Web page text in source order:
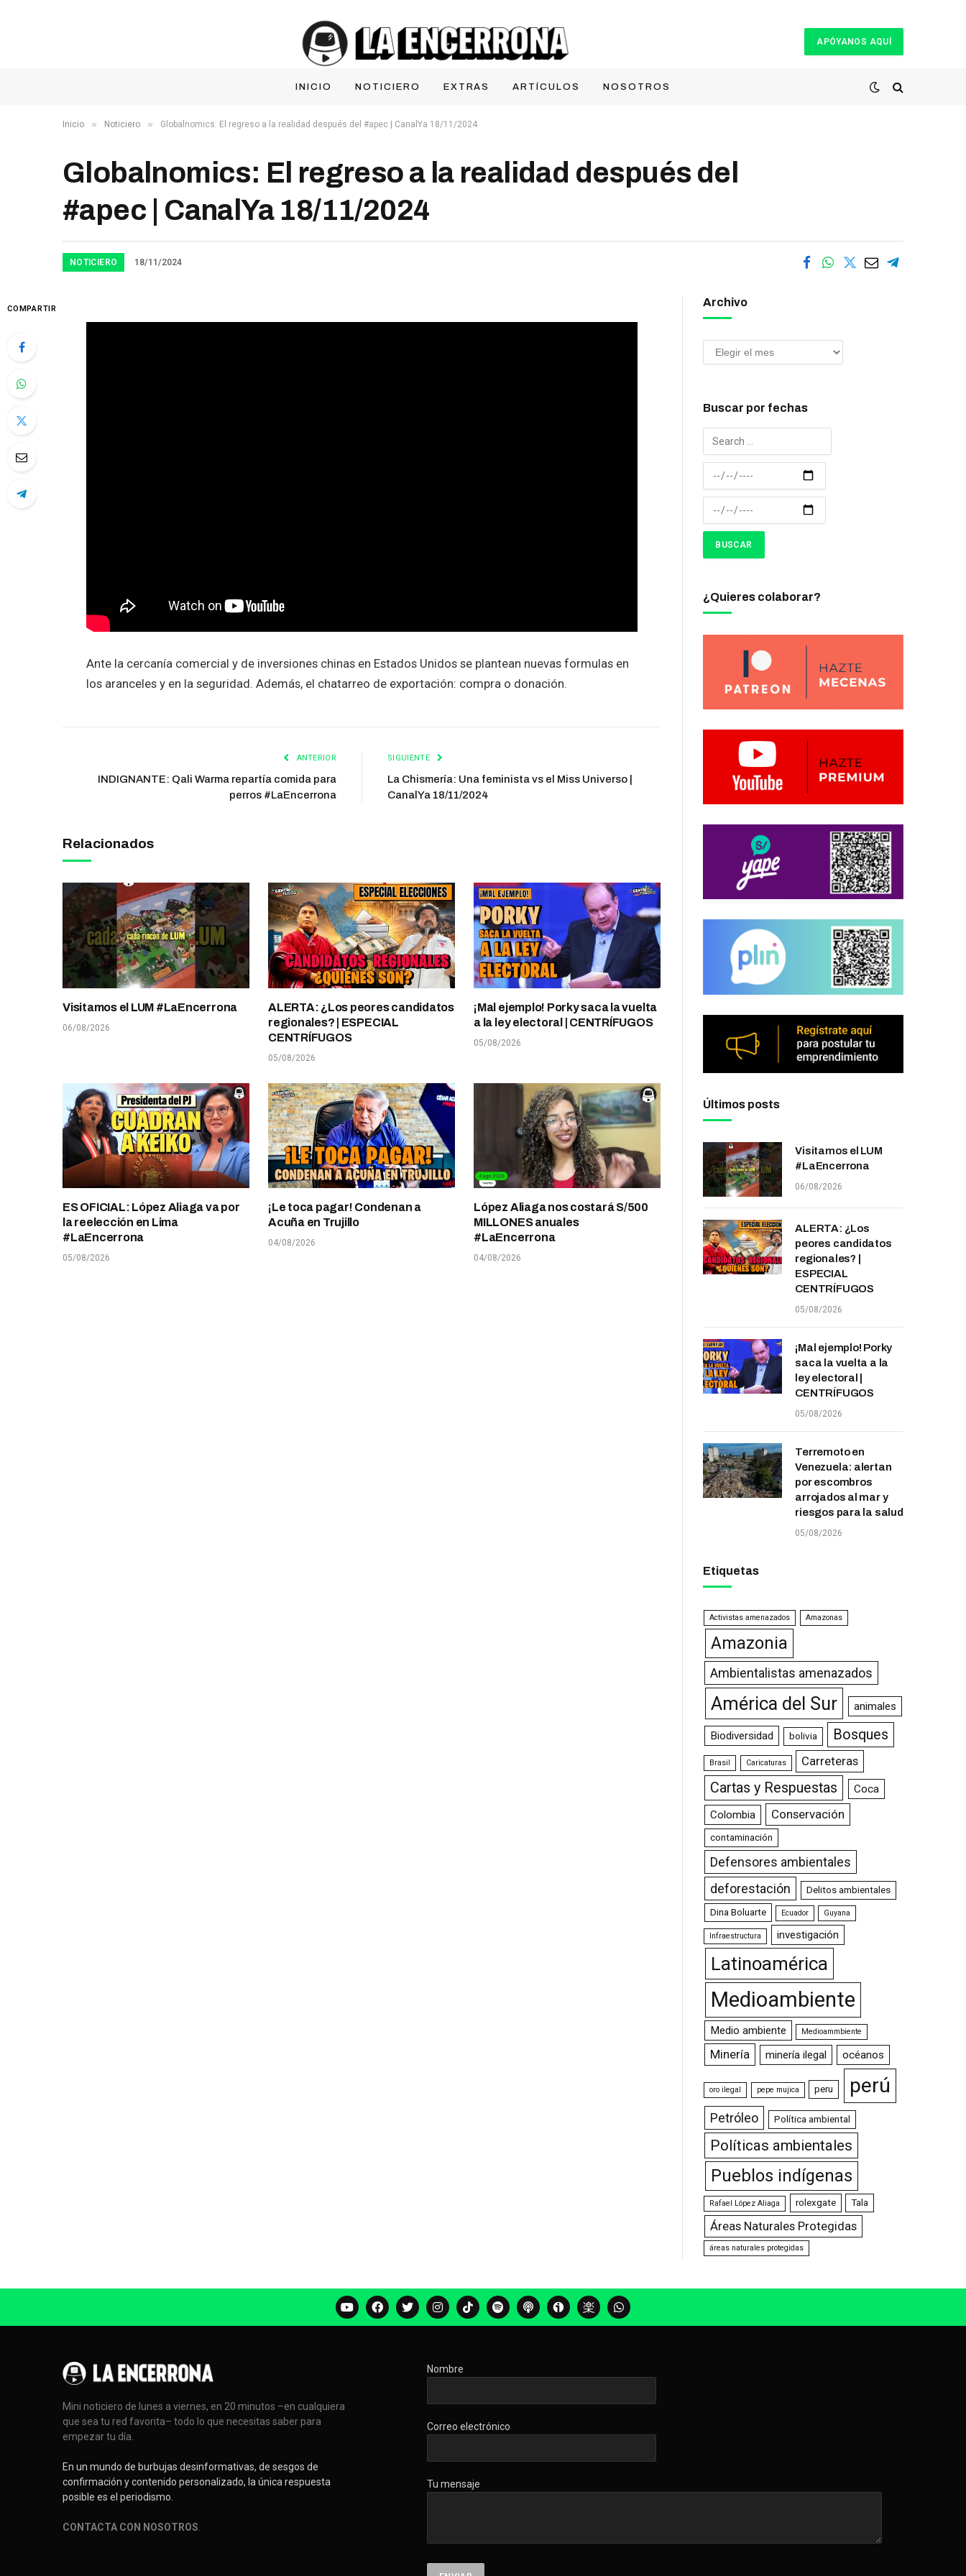
APÓYANOS AQUÍ
INICIO NOTICIERO EXTRAS ARTÍCULOS NOSOTROS
Inicio » Noticiero » Globalnomics: El regreso a la realidad después del #apec | CanalYa 18/11/2024
Globalnomics: El regreso a la realidad después del
#apec | CanalYa 18/11/2024
NOTICIERO 18/11/2024
COMPARTIR
Ante la cercanía comercial y de inversiones chinas en Estados Unidos se plantean nuevas formulas en
los aranceles y en la seguridad. Además, el chatarreo de exportación: compra o donación.
ANTERIOR
INDIGNANTE: Qali Warma repartía comida para
perros #LaEncerrona
SIGUIENTE
La Chismería: Una feminista vs el Miss Universo |
CanalYa 18/11/2024
Relacionados
Visitamos el LUM #LaEncerrona
06/08/2026
ALERTA: ¿Los peores candidatos
regionales? | ESPECIAL
CENTRÍFUGOS
05/08/2026
¡Mal ejemplo! Porky saca la vuelta
a la ley electoral | CENTRÍFUGOS
05/08/2026
ES OFICIAL: López Aliaga va por
la reelección en Lima
#LaEncerrona
05/08/2026
¡Le toca pagar! Condenan a
Acuña en Trujillo
04/08/2026
López Aliaga nos costará S/500
MILLONES anuales
#LaEncerrona
04/08/2026
Archivo
Buscar por fechas
¿Quieres colaborar?
Últimos posts
Visitamos el LUM
#LaEncerrona
06/08/2026
ALERTA: ¿Los
peores candidatos
regionales? |
ESPECIAL
CENTRÍFUGOS
05/08/2026
¡Mal ejemplo! Porky
saca la vuelta a la
ley electoral |
CENTRÍFUGOS
05/08/2026
Terremoto en
Venezuela: alertan
por escombros
arrojados al mar y
riesgos para la salud
05/08/2026
Etiquetas
Activistas amenazados Amazonas
Amazonia
Ambientalistas amenazados
América del Sur animales
Biodiversidad bolivia Bosques
Brasil Caricaturas Carreteras
Cartas y Respuestas
Coca
Colombia
Conservación
contaminación
Defensores ambientales
deforestación
Delitos ambientales
Dina Boluarte Ecuador Guyana
Infraestructura investigación
Latinoamérica
Medioambiente
Medio ambiente Medioammbiente
Minería minería ilegal océanos
oro ilegal pepe mujica peru perú
Petróleo Política ambiental
Políticas ambientales
Pueblos indígenas
Rafael López Aliaga rolexgate Tala
Áreas Naturales Protegidas
áreas naturales protegidas
Mini noticiero de lunes a viernes, en 20 minutos –en cualquiera
que sea tu red favorita– todo lo que necesitas saber para
empezar tu día.
En un mundo de burbujas desinformativas, de sesgos de
confirmación y contenido personalizado, la única respuesta
posible es el periodismo.
CONTACTA CON NOSOTROS
Nombre
Correo electrónico
Tu mensaje